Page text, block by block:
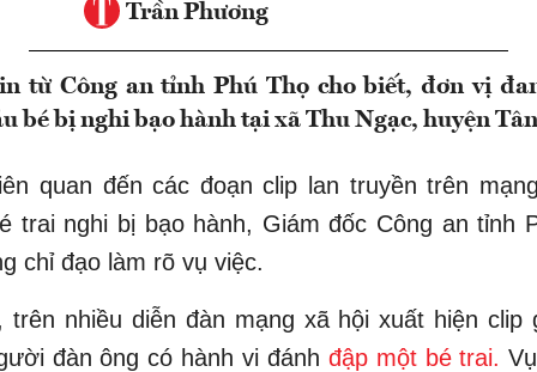
Trần Phương
từ Công an tỉnh Phú Thọ cho biết, đơn vị
bé bị nghi bạo hành tại xã Thu Ngạc, huyện
quan đến các đoạn clip lan truyền trên
trai nghi bị bạo hành, Giám đốc Công an tỉnh
chỉ đạo làm rõ vụ việc.
trên nhiều diễn đàn mạng xã hội xuất hiện clip
đàn ông có hành vi đánh đập một bé trai.